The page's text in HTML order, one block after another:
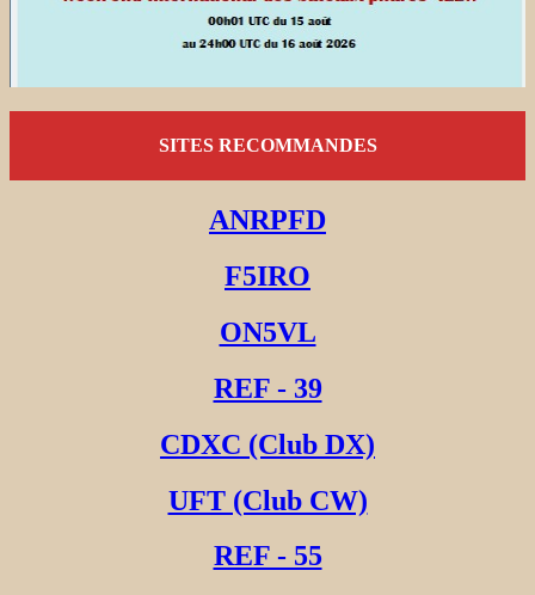
SITES RECOMMANDES
ANRPFD
F5IRO
ON5VL
REF - 39
CDXC (Club DX)
UFT (Club CW)
REF - 55